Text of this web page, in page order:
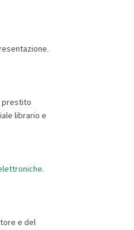
prestito
librario e
.
e del